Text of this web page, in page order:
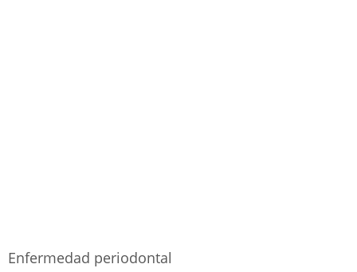
Enfermedad periodontal